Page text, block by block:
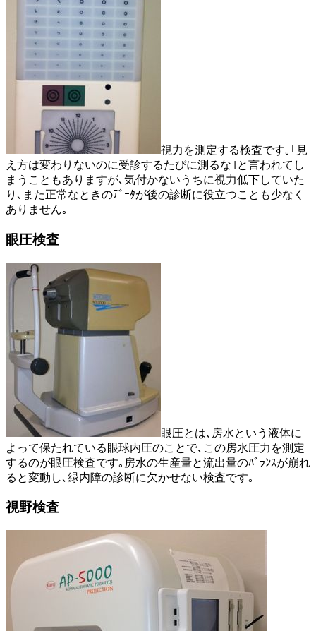
視力を測定する検査です｡｢見
え方は変わりないのに受診するたびに測るな｣と言われてし
まうこともありますが､気付かないうちに視力低下していた
り､また正常なときのﾃﾞｰﾀが後の診断に役立つことも少なく
ありません｡
眼圧検査
眼圧とは､房水という液体に
よって保たれている眼球内圧のことで､この房水圧力を測定
するのが眼圧検査です｡房水の生産量と流出量のﾊﾞﾗﾝｽが崩れ
ると変動し､緑内障の診断に欠かせない検査です｡
視野検査